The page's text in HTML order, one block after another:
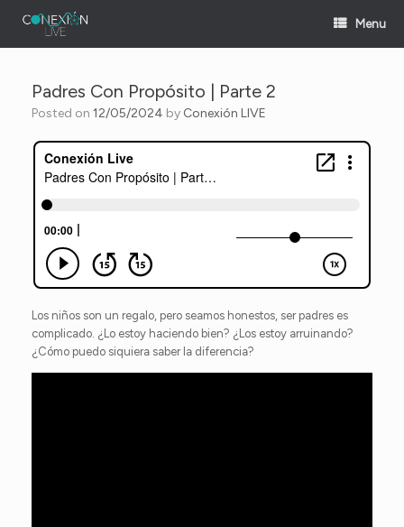
Menu
Padres Con Propósito | Parte 2
Posted on 12/05/2024 by Conexión LIVE
Los niños son un regalo, pero seamos honestos, ser padres es
complicado. ¿Lo estoy haciendo bien? ¿Los estoy arruinando?
¿Cómo puedo siquiera saber la diferencia?